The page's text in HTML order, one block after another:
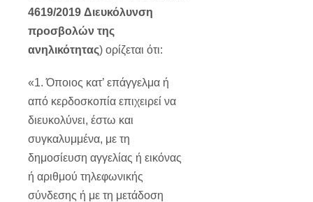
4619/2019 Διευκόλυνση
προσβολών της
ανηλικότητας) ορίζεται ότι:
«1. Όποιος κατ’ επάγγελμα ή
από κερδοσκοπία επιχειρεί να
διευκολύνει, έστω και
συγκαλυμμένα, με τη
δημοσίευση αγγελίας ή εικόνας
ή αριθμού τηλεφωνικής
σύνδεσης ή με τη μετάδοση